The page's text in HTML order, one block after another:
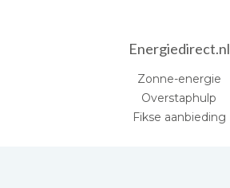
Energiedirect.nl
Zonne-energie
Overstaphulp
Fikse aanbieding